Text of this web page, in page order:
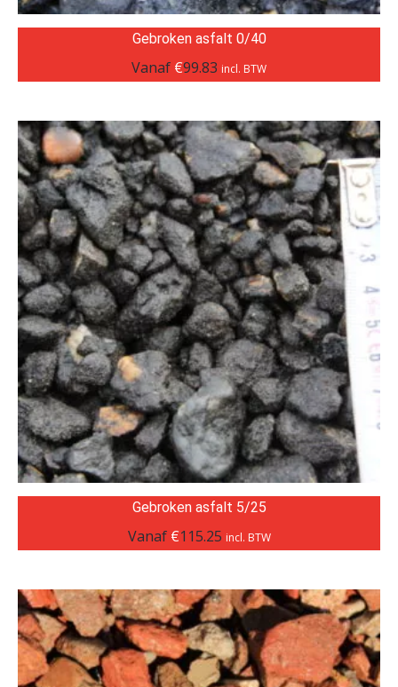
Gebroken asfalt 0/40
Vanaf €99.83 incl. BTW
Gebroken asfalt 5/25
Vanaf €115.25 incl. BTW